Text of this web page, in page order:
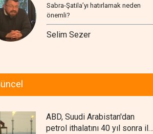
Sabra-Şatila’yı hatırlamak neden
önemli?
Selim Sezer
ABD, Suudi Arabistan'dan
petrol ithalatını 40 yıl sonra ilk